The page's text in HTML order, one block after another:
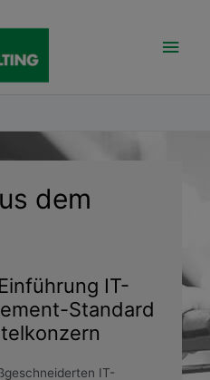
dem
IT-
Standard
IT-